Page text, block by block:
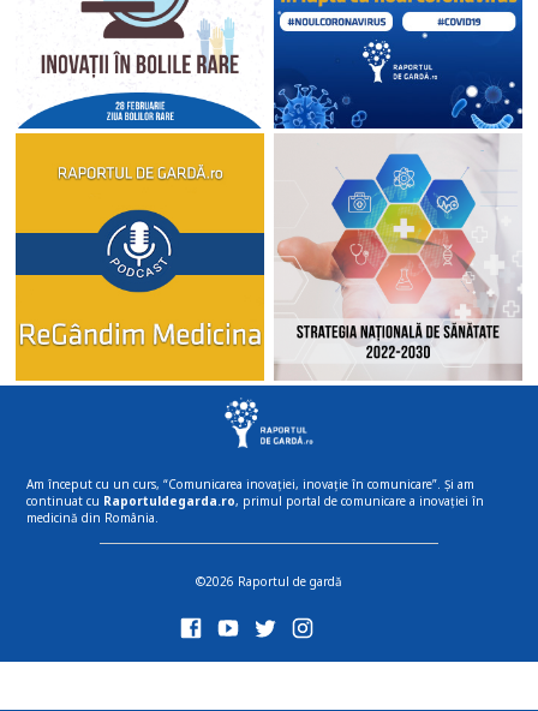
Am început cu un curs, “Comunicarea inovației, inovație în comunicare”. Și am
continuat cu Raportuldegarda.ro, primul portal de comunicare a inovației în
medicină din România.
©2026 Raportul de gardă